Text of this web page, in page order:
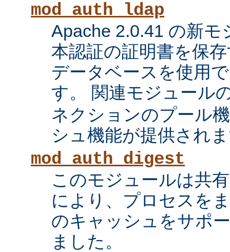
mod_auth_ldap
Apache 2.0.41 の新モ
本認証の証明書を保
データベースを使用
す。 関連モジュール
ネクションのプール
シュ機能が提供され
mod_auth_digest
このモジュールは共
により、プロセスを
のキャッシュをサポ
ました。